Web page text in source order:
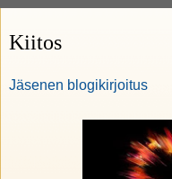
Kiitos
Jäsenen blogikirjoitus